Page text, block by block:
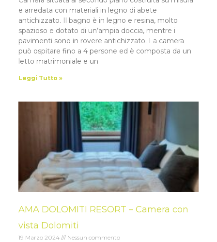
e arredata con materiali in legno di abete
antichizzato. Il bagno è in legno e resina, molto
spazioso e dotato di un’ampia doccia, mentre i
pavimenti sono in rovere antichizzato. La camera
può ospitare fino a 4 persone ed è composta da un
letto matrimoniale e un
Leggi Tutto »
AMA DOLOMITI RESORT – Camera con
vista Dolomiti
19 Marzo 2024 Nessun commento